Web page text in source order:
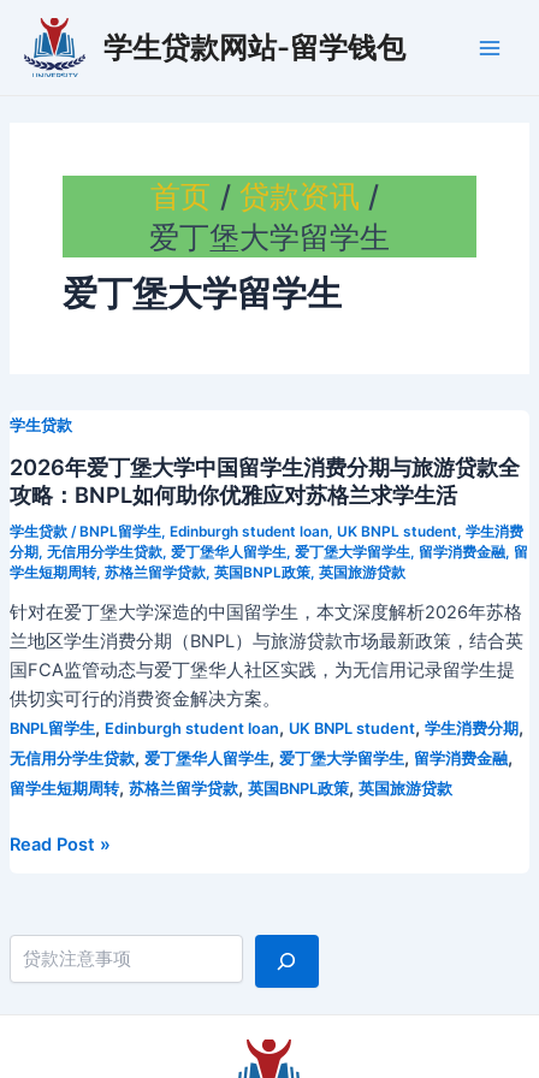
学生贷款网站-留学钱包
搜索
首页
贷款资讯
爱丁堡大学留学生
爱丁堡大学留学生
学生贷款
2026年爱丁堡大学中国留学生消费分期与旅游贷款全
攻略：BNPL如何助你优雅应对苏格兰求学生活
学生贷款/ BNPL留学生, Edinburgh student loan, UK BNPL student, 学生消费
分期, 无信用分学生贷款, 爱丁堡华人留学生, 爱丁堡大学留学生, 留学消费金融, 留
学生短期周转, 苏格兰留学贷款, 英国BNPL政策, 英国旅游贷款
针对在爱丁堡大学深造的中国留学生，本文深度解析2026年苏格
兰地区学生消费分期（BNPL）与旅游贷款市场最新政策，结合英
国FCA监管动态与爱丁堡华人社区实践，为无信用记录留学生提
供切实可行的消费资金解决方案。
BNPL留学生, Edinburgh student loan, UK BNPL student, 学生消费分期,
无信用分学生贷款, 爱丁堡华人留学生, 爱丁堡大学留学生, 留学消费金融,
留学生短期周转, 苏格兰留学贷款, 英国BNPL政策, 英国旅游贷款
2026
丁
堡
大
Read Post »